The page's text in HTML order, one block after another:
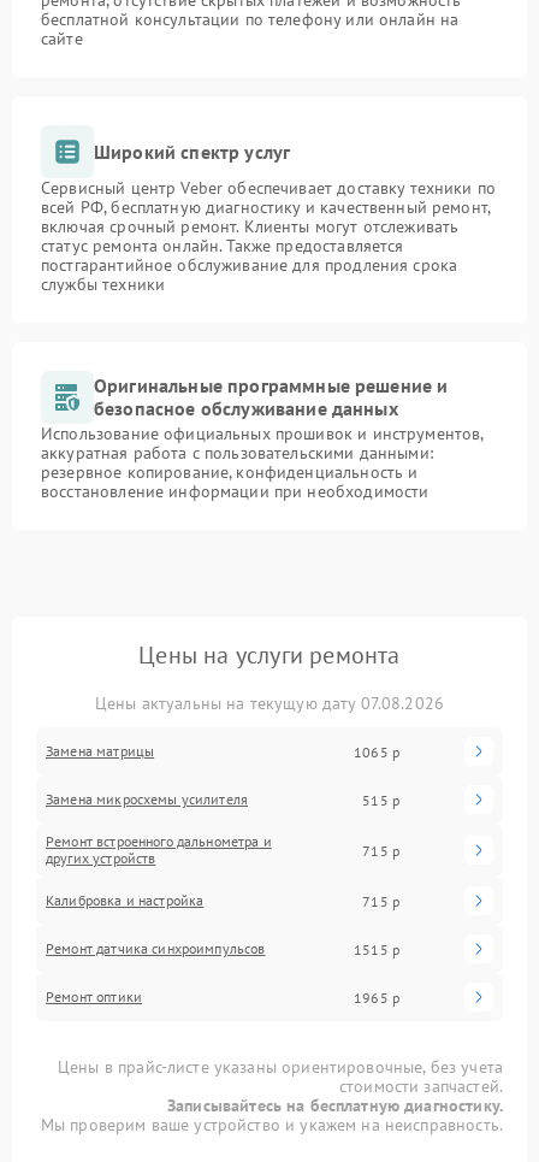
бесплатной консультации по телефону или онлайн на
сайте
Широкий спектр услуг
Сервисный центр Veber обеспечивает доставку техники по
всей РФ, бесплатную диагностику и качественный ремонт,
включая срочный ремонт. Клиенты могут отслеживать
статус ремонта онлайн. Также предоставляется
постгарантийное обслуживание для продления срока
службы техники
Оригинальные программные решение и
безопасное обслуживание данных
Использование официальных прошивок и инструментов,
аккуратная работа с пользовательскими данными:
резервное копирование, конфиденциальность и
восстановление информации при необходимости
Цены на услуги ремонта
Цены актуальны на текущую дату 07.08.2026
Замена матрицы 1065 р
Замена микросхемы усилителя 515 р
Ремонт встроенного дальнометра и
других устройств
715 р
Калибровка и настройка 715 р
Ремонт датчика синхроимпульсов 1515 р
Ремонт оптики 1965 р
Цены в прайс-листе указаны ориентировочные, без учета
стоимости запчастей.
Записывайтесь на бесплатную диагностику.
Мы проверим ваше устройство и укажем на неисправность.